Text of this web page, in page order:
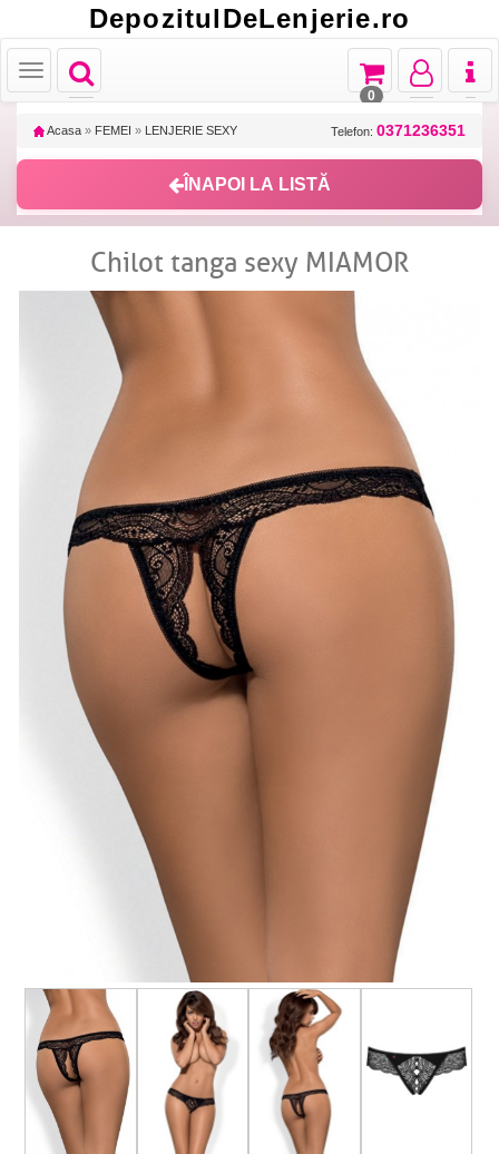
DepozitulDeLenjerie.ro
Toggle
navigation
Toggle
Toggle
navigation
Toggle
navigation
Toggle
navigation
0
Acasa » FEMEI » LENJERIE SEXY Telefon: 0371236351
ÎNAPOI LA LISTĂ
Chilot tanga sexy MIAMOR